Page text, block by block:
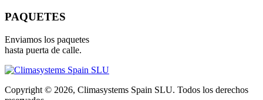
PAQUETES
Enviamos los paquetes
hasta puerta de calle.
Copyright © 2026, Climasystems Spain SLU. Todos los derechos